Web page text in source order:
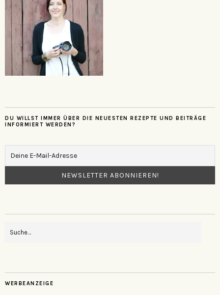
DU WILLST IMMER ÜBER DIE NEUESTEN REZEPTE UND BEITRÄGE
INFORMIERT WERDEN?
WERBEANZEIGE